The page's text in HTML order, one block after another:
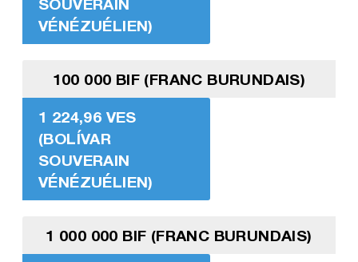
VÉNÉZUÉLIEN)
100 000 BIF (FRANC BURUNDAIS)
1 224,96 VES
(BOLÍVAR
SOUVERAIN
VÉNÉZUÉLIEN)
1 000 000 BIF (FRANC BURUNDAIS)